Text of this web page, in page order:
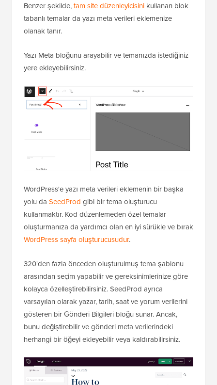
Benzer şekilde,tam site düzenleyicisini kullanan blok
tabanlı temalar da yazı meta verileri eklemenize
olanak tanır.
Yazı Meta bloğunu arayabilir ve temanızda istediğiniz
yere ekleyebilirsiniz.
WordPress'e yazı meta verileri eklemenin bir başka
yolu da SeedProd gibi bir tema oluşturucu
kullanmaktır. Kod düzenlemeden özel temalar
oluşturmanıza da yardımcı olan en iyi sürükle ve bırak
WordPress sayfa oluşturucusudur.
320'den fazla önceden oluşturulmuş tema şablonu
arasından seçim yapabilir ve gereksinimlerinize göre
kolayca özelleştirebilirsiniz. SeedProd ayrıca
varsayılan olarak yazar, tarih, saat ve yorum verilerini
gösteren bir Gönderi Bilgileri bloğu sunar. Ancak,
bunu değiştirebilir ve gönderi meta verilerindeki
herhangi bir öğeyi ekleyebilir veya kaldırabilirsiniz.